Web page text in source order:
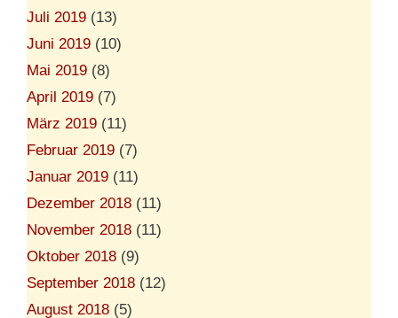
Juli 2019 (13)
Juni 2019 (10)
Mai 2019 (8)
April 2019 (7)
März 2019 (11)
Februar 2019 (7)
Januar 2019 (11)
Dezember 2018 (11)
November 2018 (11)
Oktober 2018 (9)
September 2018 (12)
August 2018 (5)